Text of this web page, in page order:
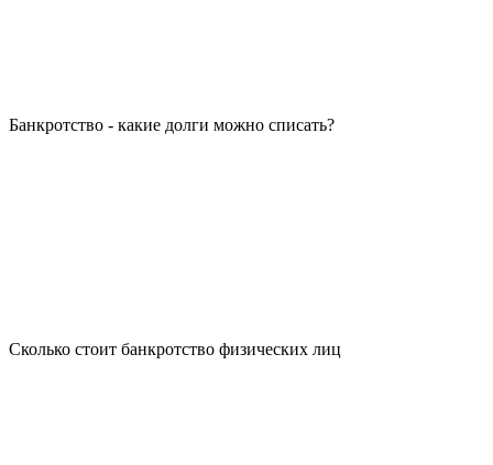
Банкротство - какие долги можно списать?
Сколько стоит банкротство физических лиц